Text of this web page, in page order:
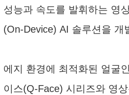
성능과 속도를 발휘하는 영
(On-Device) AI 솔루션을 개
에지 환경에 최적화된 얼굴
이스(Q-Face) 시리즈와 영